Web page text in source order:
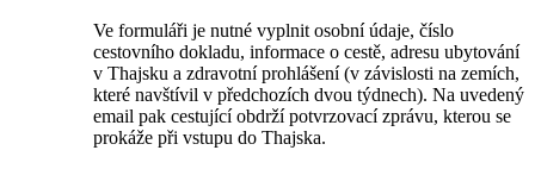
Ve formuláři je nutné vyplnit osobní údaje, číslo
cestovního dokladu, informace o cestě, adresu ubytování
v Thajsku a zdravotní prohlášení (v závislosti na zemích,
které navštívil v předchozích dvou týdnech). Na uvedený
email pak cestující obdrží potvrzovací zprávu, kterou se
prokáže při vstupu do Thajska.